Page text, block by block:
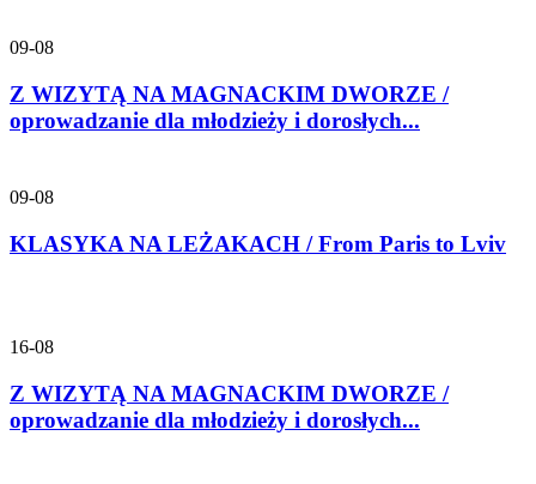
09-08
Z WIZYTĄ NA MAGNACKIM DWORZE /
oprowadzanie dla młodzieży i dorosłych...
09-08
KLASYKA NA LEŻAKACH / From Paris to Lviv
16-08
Z WIZYTĄ NA MAGNACKIM DWORZE /
oprowadzanie dla młodzieży i dorosłych...